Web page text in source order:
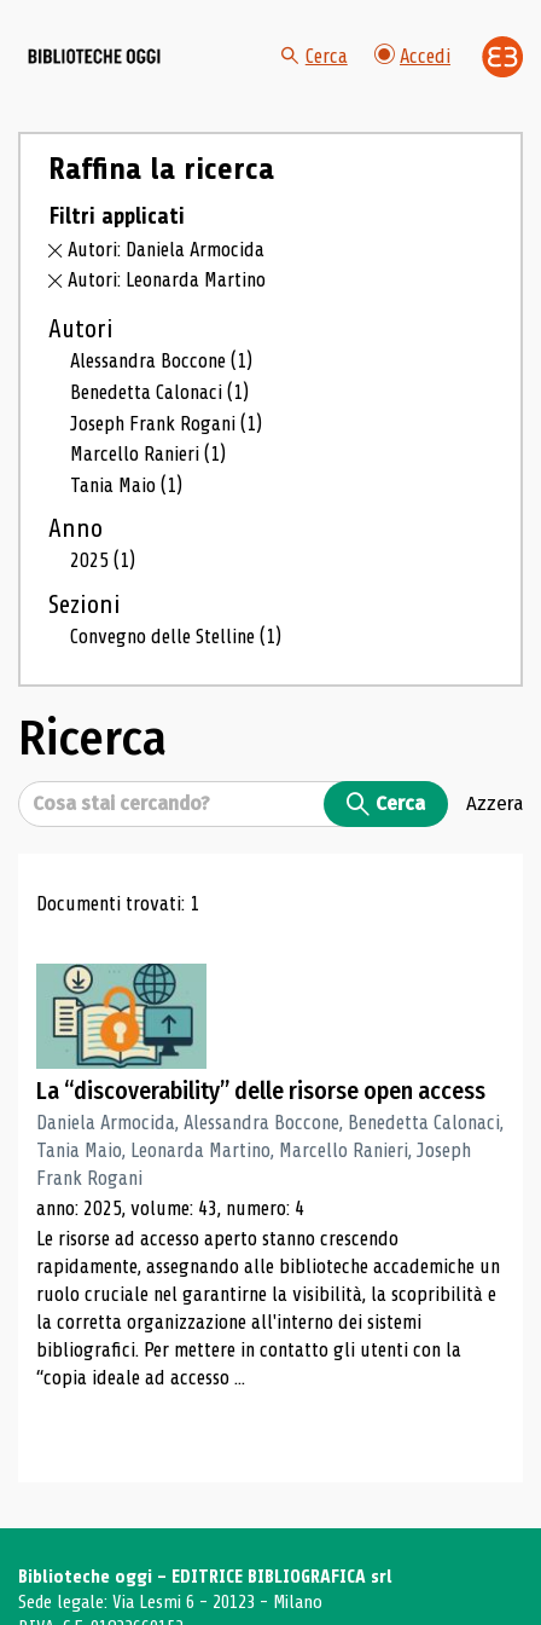
Cerca Accedi
Raffina la ricerca
Filtri applicati
Autori: Daniela Armocida
Autori: Leonarda Martino
Autori
Alessandra Boccone(1)
Benedetta Calonaci(1)
Joseph Frank Rogani(1)
Marcello Ranieri(1)
Tania Maio(1)
Anno
2025(1)
Sezioni
Convegno delle Stelline(1)
Ricerca
Cerca Cerca Azzera
Risultati di ricerca
Documenti trovati: 1
La “discoverability” delle risorse open access
Daniela Armocida, Alessandra Boccone, Benedetta Calonaci,
Tania Maio, Leonarda Martino, Marcello Ranieri, Joseph
Frank Rogani
anno: 2025, volume: 43, numero: 4
Le risorse ad accesso aperto stanno crescendo
rapidamente, assegnando alle biblioteche accademiche un
ruolo cruciale nel garantirne la visibilità, la scopribilità e
la corretta organizzazione all'interno dei sistemi
bibliografici. Per mettere in contatto gli utenti con la
“copia ideale ad accesso ...
Biblioteche oggi - EDITRICE BIBLIOGRAFICA srl
Sede legale: Via Lesmi 6 - 20123 - Milano